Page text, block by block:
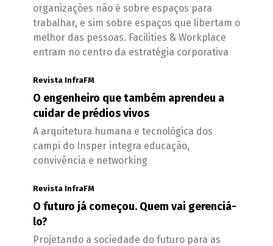
organizações não é sobre espaços para
trabalhar, e sim sobre espaços que libertam o
melhor das pessoas. Facilities & Workplace
entram no centro da estratégia corporativa
Revista InfraFM
O engenheiro que também aprendeu a
cuidar de prédios vivos
A arquitetura humana e tecnológica dos
campi do Insper integra educação,
convivência e networking
Revista InfraFM
O futuro já começou. Quem vai gerenciá-
lo?
Projetando a sociedade do futuro para as